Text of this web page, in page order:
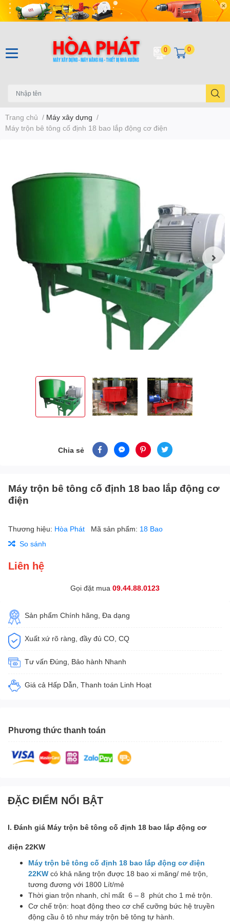
0 0
Trang chủ / Máy xây dựng /
Máy trộn bê tông cố định 18 bao lắp động cơ điện
Chia sẻ
Máy trộn bê tông cố định 18 bao lắp động cơ
điện
Thương hiệu: Hòa Phát Mã sản phẩm: 18 Bao
So sánh
Liên hệ
Gọi đặt mua 09.44.88.0123
Sản phẩm Chính hãng, Đa dạng
Xuất xứ rõ ràng, đầy đủ CO, CQ
Tư vấn Đúng, Bảo hành Nhanh
Giá cả Hấp Dẫn, Thanh toán Linh Hoạt
Phương thức thanh toán
ĐẶC ĐIỂM NỔI BẬT
I. Đánh giá Máy trộn bê tông cố định 18 bao lắp động cơ
điện 22KW
Máy trộn bê tông cố định 18 bao lắp động cơ điện
22KW có khả năng trộn được 18 bao xi măng/ mẻ trộn,
tương đương với 1800 Lít/mẻ
Thời gian trộn nhanh, chỉ mất 6 – 8 phút cho 1 mẻ trộn.
Cơ chế trộn: hoạt động theo cơ chế cưỡng bức hệ truyền
động cầu ô tô như máy trộn bê tông tự hành.